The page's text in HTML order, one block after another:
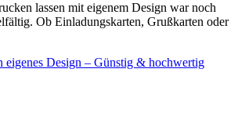
lassen mit eigenem Design war noch
Ob Einladungskarten, Grußkarten oder
eigenes Design – Günstig & hochwertig